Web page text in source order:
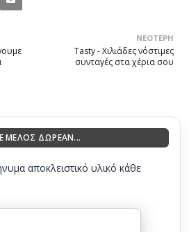
ΝΕΌΤΕΡΗ
Tasty - Χιλιάδες νόστιμες
συνταγές στα χέρια σου
ΜΕΛΟΣ ΔΩΡΕΑΝ...
αποκλειστικό υλικό κάθε